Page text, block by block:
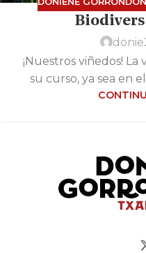
¡Nuestros viñedos!
su curso, ya sea en